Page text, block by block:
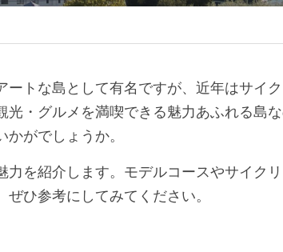
トな島として有名ですが、近年はサイ
光・グルメを満喫できる魅力あふれる島
がでしょうか。
を紹介します。モデルコースやサイク
ひ参考にしてみてください。